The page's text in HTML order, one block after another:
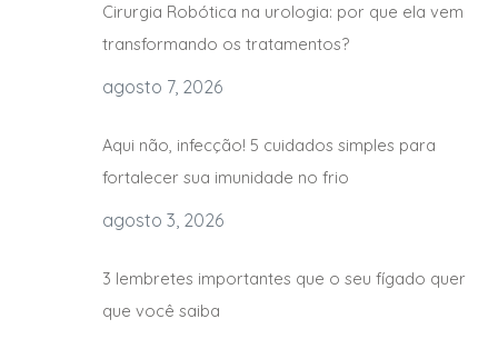
Cirurgia Robótica na urologia: por que ela vem
transformando os tratamentos?
agosto 7, 2026
Aqui não, infecção! 5 cuidados simples para
fortalecer sua imunidade no frio
agosto 3, 2026
3 lembretes importantes que o seu fígado quer
que você saiba